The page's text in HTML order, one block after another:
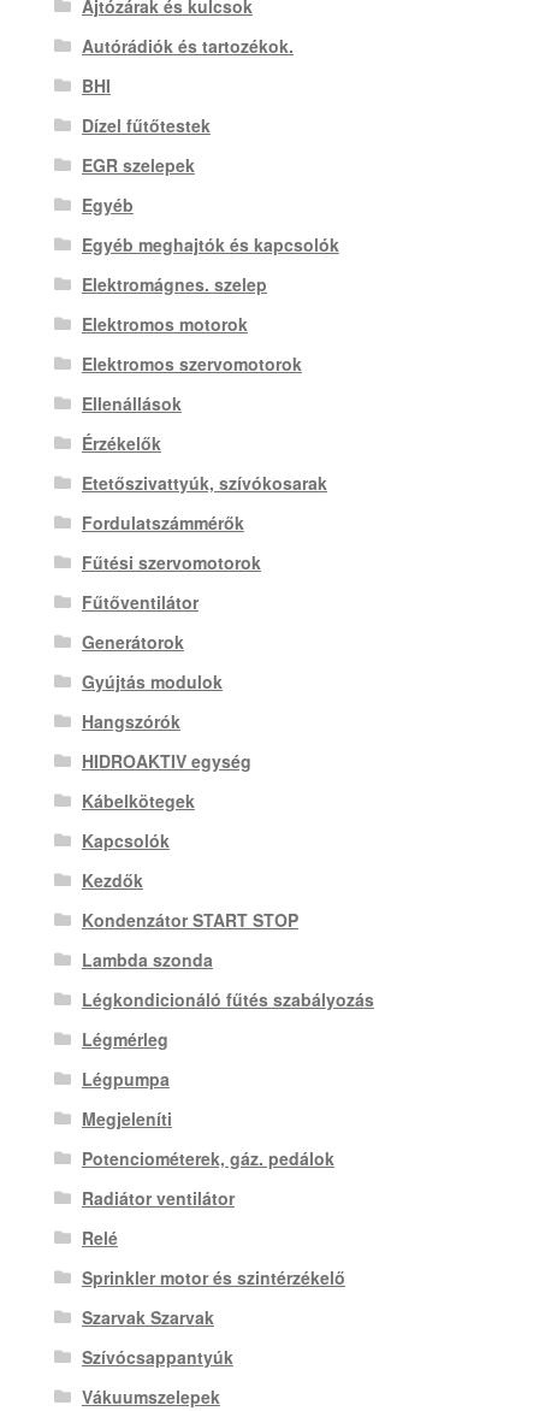
Ajtózárak és kulcsok
Autórádiók és tartozékok.
BHI
Dízel fűtőtestek
EGR szelepek
Egyéb
Egyéb meghajtók és kapcsolók
Elektromágnes. szelep
Elektromos motorok
Elektromos szervomotorok
Ellenállások
Érzékelők
Etetőszivattyúk, szívókosarak
Fordulatszámmérők
Fűtési szervomotorok
Fűtőventilátor
Generátorok
Gyújtás modulok
Hangszórók
HIDROAKTIV egység
Kábelkötegek
Kapcsolók
Kezdők
Kondenzátor START STOP
Lambda szonda
Légkondicionáló fűtés szabályozás
Légmérleg
Légpumpa
Megjeleníti
Potenciométerek, gáz. pedálok
Radiátor ventilátor
Relé
Sprinkler motor és szintérzékelő
Szarvak Szarvak
Szívócsappantyúk
Vákuumszelepek